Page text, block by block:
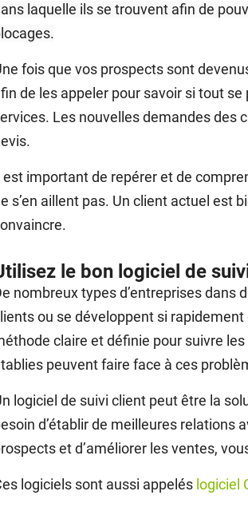
laquelle ils se trouvent afin de
fois que vos prospects sont
de les appeler pour savoir si tout
Les nouvelles demandes des
est important de repérer et de
s’en aillent pas. Un client actuel est
le bon logiciel de
nombreux types d’entreprises dans
ou se développent si rapidement
claire et définie pour suivre
peuvent faire face à ces
logiciel de suivi client peut être la
d’établir de meilleures relations
et d’améliorer les ventes,
logiciels sont aussi appelés logiciel